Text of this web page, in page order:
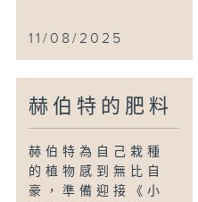
11/08/2025
赫伯特的肥料
赫伯特為自己栽種
的植物感到無比自
豪，準備迎接《小